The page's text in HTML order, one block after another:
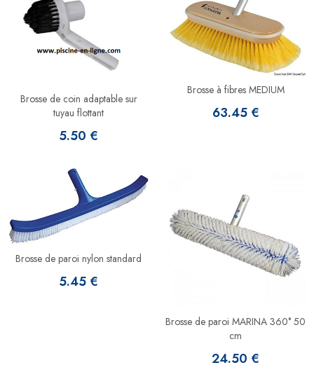
Brosse de coin adaptable sur
tuyau flottant
5.50 €
Brosse à fibres MEDIUM
63.45 €
Brosse de paroi nylon standard
5.45 €
Brosse de paroi MARINA 360° 50
cm
24.50 €